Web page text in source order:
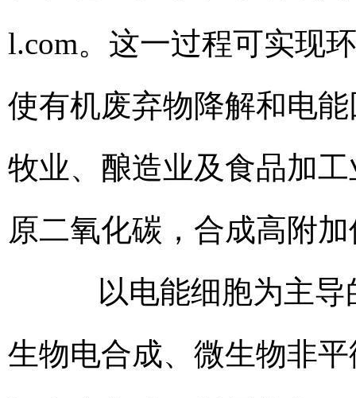
l.com。这一过程可实现
使有机废弃物降解和电
牧业、酿造业及食品加
原二氧化碳，合成高附
以电能细胞为主导
生物电合成、微生物非